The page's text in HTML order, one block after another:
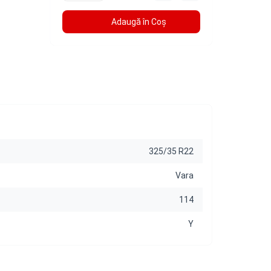
Adaugă în Coş
325/35 R22
Vara
114
Y